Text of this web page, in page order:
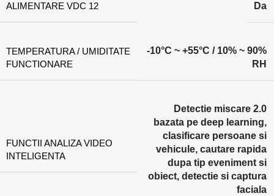
ALIMENTARE VDC 12 Da
TEMPERATURA / UMIDITATE
FUNCTIONARE
-10°C ~ +55°C / 10% ~ 90%
RH
FUNCTII ANALIZA VIDEO
INTELIGENTA
Detectie miscare 2.0
bazata pe deep learning,
clasificare persoane si
vehicule, cautare rapida
dupa tip eveniment si
obiect, detectie si captura
faciala